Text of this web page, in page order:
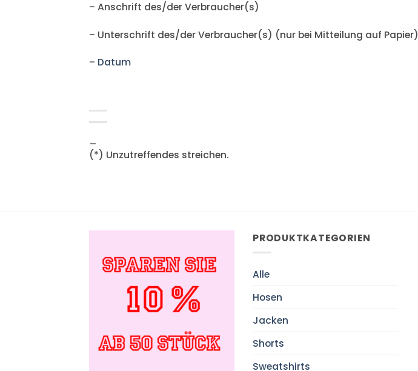
– Anschrift des/der Verbraucher(s)
– Unterschrift des/der Verbraucher(s) (nur bei Mitteilung auf Papier)
– Datum
_
(*) Unzutreffendes streichen.
PRODUKTKATEGORIEN
Alle
Hosen
Jacken
Shorts
Sweatshirts